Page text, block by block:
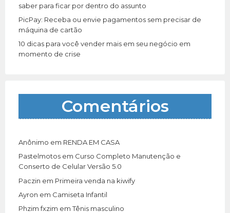
saber para ficar por dentro do assunto
PicPay: Receba ou envie pagamentos sem precisar de
máquina de cartão
10 dicas para você vender mais em seu negócio em
momento de crise
Comentários
Anônimo em RENDA EM CASA
Pastelmotos em Curso Completo Manutenção e
Conserto de Celular Versão 5.0
Paczin em Primeira venda na kiwify
Ayron em Camiseta Infantil
Phzim fxzim emTênis masculino